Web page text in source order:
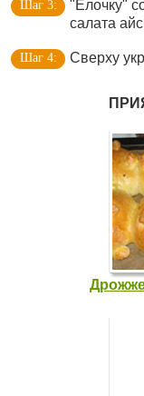
"Ёлочку"
салата
Сверху